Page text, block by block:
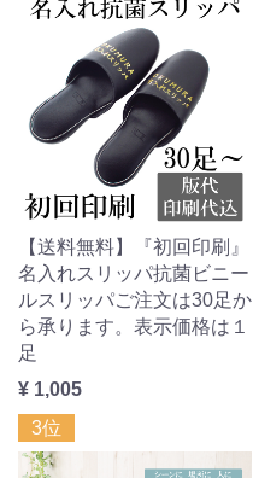
【送料無料】『初回印刷』
名入れスリッパ抗菌ビニー
ルスリッパご注文は30足か
ら承ります。表示価格は１
足
¥ 1,005
3位